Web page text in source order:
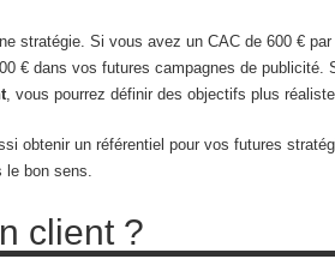
stratégie. Si vous avez un CAC de 600 €
€ dans vos futures campagnes de publicité.
, vous pourrez définir des objectifs plus
obtenir un référentiel pour vos futures
le bon sens.
client ?